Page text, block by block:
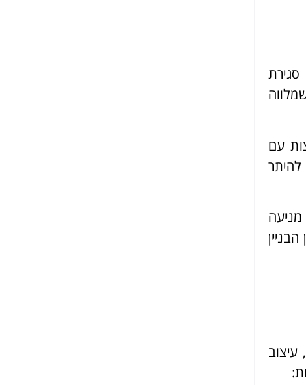
עם
מניעה